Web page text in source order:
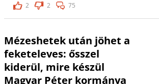
2
2 75
Mézeshetek után jöhet a
feketeleves: ősszel
kiderül, mire készül
Magyar Péter kormánya